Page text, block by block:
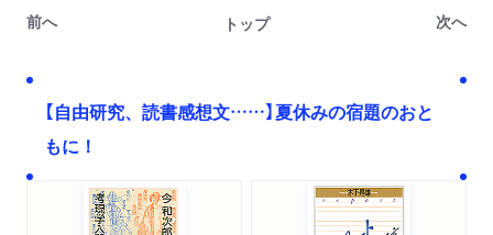
前へ トップ 次へ
【自由研究、読書感想文……】夏休みの宿題のおと
もに！